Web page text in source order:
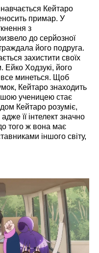
Кейтаро
примар. У
з
до серйозної
його подруга.
захистити своїх
Ейко Ходзукі, його
все минеться. Щоб
Кейтаро знаходить
ученицею стає
Кейтаро розуміє,
її інтелект значно
того ж вона має
іншого світу,